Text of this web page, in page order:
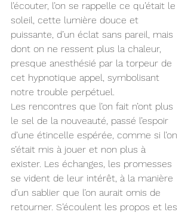
l’écouter, l’on se rappelle ce qu’était le
soleil, cette lumière douce et
puissante, d’un éclat sans pareil, mais
dont on ne ressent plus la chaleur,
presque anesthésié par la torpeur de
cet hypnotique appel, symbolisant
notre trouble perpétuel.
Les rencontres que l’on fait n’ont plus
le sel de la nouveauté, passé l’espoir
d’une étincelle espérée, comme si l’on
s’était mis à jouer et non plus à
exister. Les échanges, les promesses
se vident de leur intérêt, à la manière
d’un sablier que l’on aurait omis de
retourner. S’écoulent les propos et les